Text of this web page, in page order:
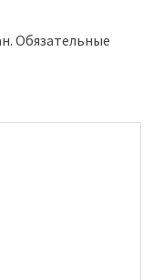
Обязательные